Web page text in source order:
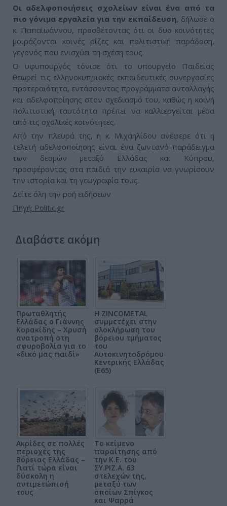
Οι αδελφοποιήσεις σχολείων είναι ένα από τα
πιο γόνιμα εργαλεία για την εκπαίδευση, δήλωσε ο
κ. Παπαϊωάννου, προσθέτοντας ότι οι δύο κοινότητες
μοιράζονται κοινές ρίζες και πολιτιστική παράδοση,
γεγονός που ενισχύει τη σχέση τους.
Ο υφυπουργός τόνισε ότι το υπουργείο Παιδείας
θεωρεί τις ελληνοκυπριακές εκπαιδευτικές συνεργασίες
προτεραιότητα, εντάσσοντας προγράμματα ανταλλαγής
και αδελφοποίησης στον σχεδιασμό του, καθώς η κοινή
πολιτιστική ταυτότητα πρέπει να καλλιεργείται μέσα
από τις σχολικές κοινότητες.
Από την πλευρά της, η κ. Μιχαηλίδου ανέφερε ότι η
τελετή αδελφοποίησης είναι ένα ζωντανό παράδειγμα
των δεσμών μεταξύ Ελλάδας και Κύπρου,
προσφέροντας στα παιδιά την ευκαιρία να γνωρίσουν
την ιστορία και τη γεωγραφία τους.
Δείτε όλη την ροή ειδήσεων
Πηγή: Politic.gr
Διαβάστε ακόμη
Πρωταθλητής
Ελλάδας ο Γιάννης
Κορακίδης – Χρυσή
ανατροπή στη
σφυροβολία για το
«δικό μας παιδί»
Η ZINCOMETAL
συμμετέχει στην
ολοκλήρωση του
βόρειου τμήματος
του
Αυτοκινητοδρόμου
Κεντρικής Ελλάδας
(Ε65)
Ακρίδες σε πολλές
περιοχές της
Βόρειας Ελλάδας –
Γιατί τώρα είναι
δύσκολη η
αντιμετώπισή
τους
Το κείμενο
παραίτησης από
την Κ.Ε. του
ΣΥ.ΡΙΖ.Α. 63
στελεχών της,
μεταξύ των
οποίων Σπίγκος
και Ψαρρά